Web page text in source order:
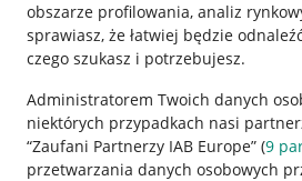
obszarze profilowania, analiz
sprawiasz, że łatwiej będzie
czego szukasz i potrzebujesz.
Administratorem Twoich danych
niektórych przypadkach nasi
“Zaufani Partnerzy IAB Europe” (9
przetwarzania danych osobowych
Nawigacja
Przydatne informacje
Jak to działa
Napisz do nas